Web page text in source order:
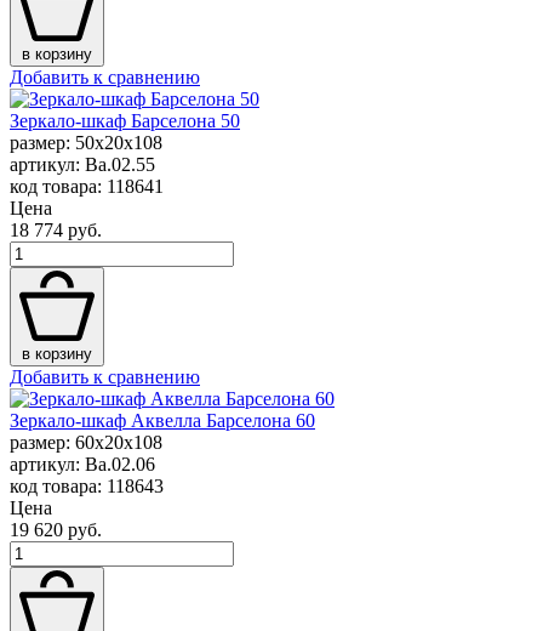
в корзину
Добавить к сравнению
Зеркало-шкаф Барселона 50
размер: 50x20x108
артикул: Ba.02.55
код товара: 118641
Цена
18 774 руб.
в корзину
Добавить к сравнению
Зеркало-шкаф Аквелла Барселона 60
размер: 60x20x108
артикул: Ba.02.06
код товара: 118643
Цена
19 620 руб.